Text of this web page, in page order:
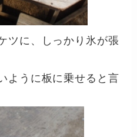
ツに、しっかり氷が張
ように板に乗せると言